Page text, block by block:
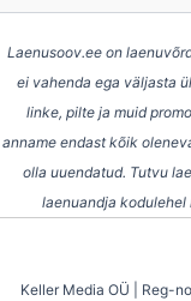
Laenusoov.ee on
ei vahenda ega väljasta
linke, pilte ja muid
anname endast kõik
olla uuendatud. Tutvu
laenuandja kodulehel
Keller Media OÜ | Reg-